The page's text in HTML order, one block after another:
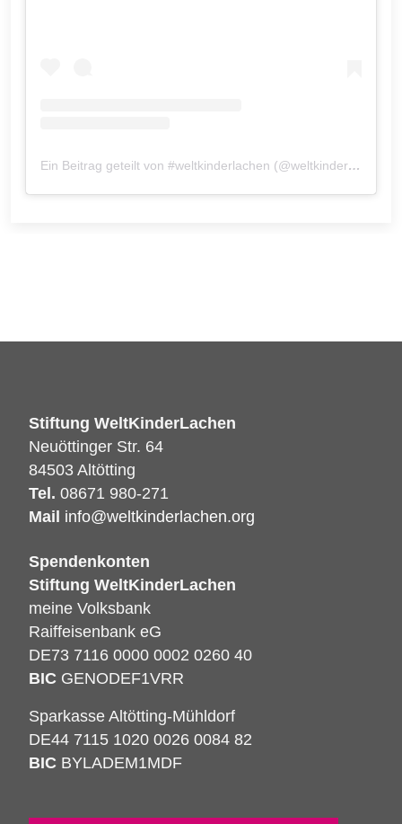
Ein Beitrag geteilt von #weltkinderlachen (@weltkinderlachen)
Stiftung WeltKinderLachen
Neuöttinger Str. 64
84503 Altötting
Tel. 08671 980-271
Mail info@weltkinderlachen.org
Spendenkonten
Stiftung WeltKinderLachen
meine Volksbank
Raiffeisenbank eG
DE73 7116 0000 0002 0260 40
BIC GENODEF1VRR
Sparkasse Altötting-Mühldorf
DE44 7115 1020 0026 0084 82
BIC BYLADEM1MDF